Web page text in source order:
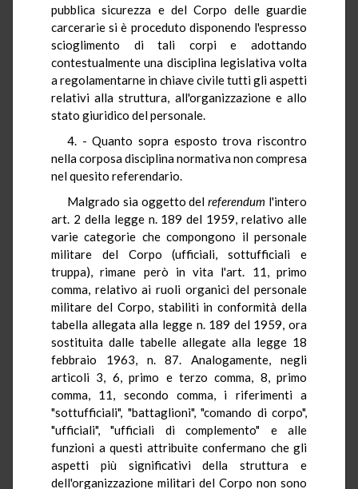
pubblica sicurezza e del Corpo delle guardie
carcerarie si è proceduto disponendo l'espresso
scioglimento di tali corpi e adottando
contestualmente una disciplina legislativa volta
a regolamentarne in chiave civile tutti gli aspetti
relativi alla struttura, all'organizzazione e allo
stato giuridico del personale.
4. - Quanto sopra esposto trova riscontro
nella corposa disciplina normativa non compresa
nel quesito referendario.
Malgrado sia oggetto delreferendum l'intero
art. 2 della legge n. 189 del 1959, relativo alle
varie categorie che compongono il personale
militare del Corpo (ufficiali, sottufficiali e
truppa), rimane però in vita l'art. 11, primo
comma, relativo ai ruoli organici del personale
militare del Corpo, stabiliti in conformità della
tabella allegata alla legge n. 189 del 1959, ora
sostituita dalle tabelle allegate alla legge 18
febbraio 1963, n. 87. Analogamente, negli
articoli 3, 6, primo e terzo comma, 8, primo
comma, 11, secondo comma, i riferimenti a
"sottufficiali", "battaglioni", "comando di corpo",
"ufficiali", "ufficiali di complemento" e alle
funzioni a questi attribuite confermano che gli
aspetti più significativi della struttura e
dell'organizzazione militari del Corpo non sono